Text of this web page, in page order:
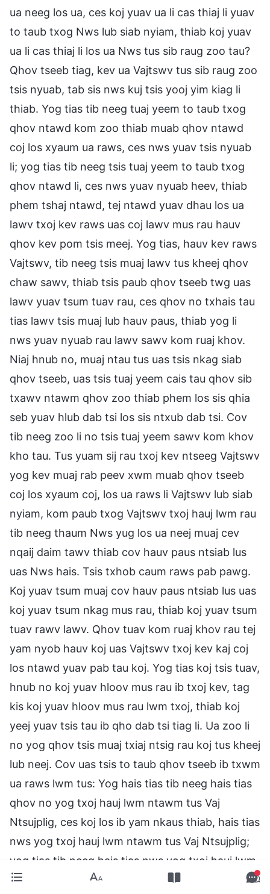
ua neeg los ua, ces koj yuav ua li cas thiaj li yuav
to taub txog Nws lub siab nyiam, thiab koj yuav
ua li cas thiaj li los ua Nws tus sib raug zoo tau?
Qhov tseeb tiag, kev ua Vajtswv tus sib raug zoo
tsis nyuab, tab sis nws kuj tsis yooj yim kiag li
thiab. Yog tias tib neeg tuaj yeem to taub txog
qhov ntawd kom zoo thiab muab qhov ntawd
coj los xyaum ua raws, ces nws yuav tsis nyuab
li; yog tias tib neeg tsis tuaj yeem to taub txog
qhov ntawd li, ces nws yuav nyuab heev, thiab
phem tshaj ntawd, tej ntawd yuav dhau los ua
lawv txoj kev raws uas coj lawv mus rau hauv
qhov kev pom tsis meej. Yog tias, hauv kev raws
Vajtswv, tib neeg tsis muaj lawv tus kheej qhov
chaw sawv, thiab tsis paub qhov tseeb twg uas
lawv yuav tsum tuav rau, ces qhov no txhais tau
tias lawv tsis muaj lub hauv paus, thiab yog li
nws yuav nyuab rau lawv sawv kom ruaj khov.
Niaj hnub no, muaj ntau tus uas tsis nkag siab
qhov tseeb, uas tsis tuaj yeem cais tau qhov sib
txawv ntawm qhov zoo thiab phem los sis qhia
seb yuav hlub dab tsi los sis ntxub dab tsi. Cov
tib neeg zoo li no tsis tuaj yeem sawv kom khov
kho tau. Tus yuam sij rau txoj kev ntseeg Vajtswv
yog kev muaj rab peev xwm muab qhov tseeb
coj los xyaum coj, los ua raws li Vajtswv lub siab
nyiam, kom paub txog Vajtswv txoj hauj lwm rau
tib neeg thaum Nws yug los ua neej muaj cev
nqaij daim tawv thiab cov hauv paus ntsiab lus
uas Nws hais. Tsis txhob caum raws pab pawg.
Koj yuav tsum muaj cov hauv paus ntsiab lus uas
koj yuav tsum nkag mus rau, thiab koj yuav tsum
tuav rawv lawv. Qhov tuav kom ruaj khov rau tej
yam nyob hauv koj uas Vajtswv txoj kev kaj coj
los ntawd yuav pab tau koj. Yog tias koj tsis tuav,
hnub no koj yuav hloov mus rau ib txoj kev, tag
kis koj yuav hloov mus rau lwm txoj, thiab koj
yeej yuav tsis tau ib qho dab tsi tiag li. Ua zoo li
no yog qhov tsis muaj txiaj ntsig rau koj tus kheej
lub neej. Cov uas tsis to taub qhov tseeb ib txwm
ua raws lwm tus: Yog hais tias tib neeg hais tias
qhov no yog txoj hauj lwm ntawm tus Vaj
Ntsujplig, ces koj los ib yam nkaus thiab, hais tias
nws yog txoj hauj lwm ntawm tus Vaj Ntsujplig;
yog tias tib neeg hais tias nws yog txoj hauj lwm
ntawm tus ntsujplig phem, ces koj los ib yam